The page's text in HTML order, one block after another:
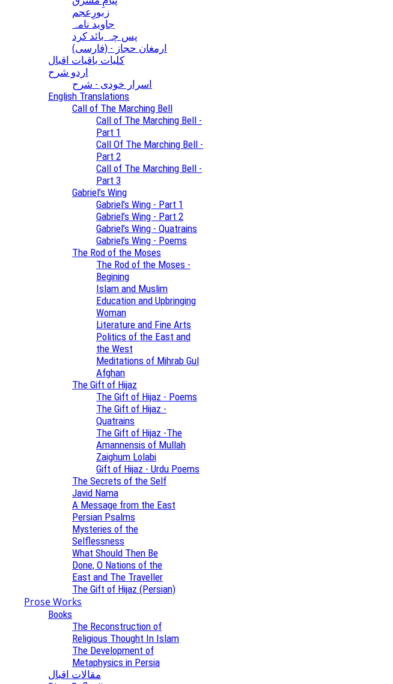
زبورِعجم
جاوید نامہ
پس چہ بائد کرد
(ارمغان حجاز - (فارسی
کلیات باقیات اقبال
اردو شرح
اسرار خودی - شرح
English Translations
Call of The Marching Bell
Call of The Marching Bell -
Part 1
Call Of The Marching Bell -
Part 2
Call of The Marching Bell -
Part 3
Gabriel’s Wing
Gabriel’s Wing - Part 1
Gabriel’s Wing - Part 2
Gabriel’s Wing - Quatrains
Gabriel’s Wing - Poems
The Rod of the Moses
The Rod of the Moses -
Begining
Islam and Muslim
Education and Upbringing
Woman
Literature and Fine Arts
Politics of the East and
the West
Meditations of Mihrab Gul
Afghan
The Gift of Hijaz
The Gift of Hijaz - Poems
The Gift of Hijaz -
Quatrains
The Gift of Hijaz -The
Amannensis of Mullah
Zaighum Lolabi
Gift of Hijaz - Urdu Poems
The Secrets of the Self
Javid Nama
A Message from the East
Persian Psalms
Mysteries of the
Selflessness
What Should Then Be
Done, O Nations of the
East and The Traveller
The Gift of Hijaz (Persian)
Prose Works
Books
The Reconstruction of
Religious Thought In Islam
The Development of
Metaphysics in Persia
مقالات اقبال